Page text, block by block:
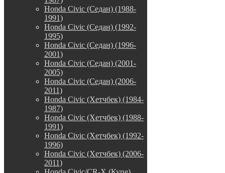
Honda Civic (Седан) (1988-
1991)
Honda Civic (Седан) (1992-
1995)
Honda Civic (Седан) (1996-
2001)
Honda Civic (Седан) (2001-
2005)
Honda Civic (Седан) (2006-
2011)
Honda Civic (Хетчбек) (1984-
1987)
Honda Civic (Хетчбек) (1988-
1991)
Honda Civic (Хетчбек) (1992-
1996)
Honda Civic (Хетчбек) (2006-
2011)